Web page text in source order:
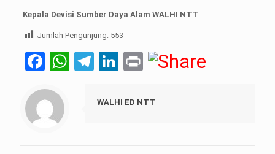
Kepala Devisi Sumber Daya Alam WALHI NTT
Jumlah Pengunjung: 553
Facebook
WhatsApp
Telegram
LinkedIn
Print
WALHI ED NTT